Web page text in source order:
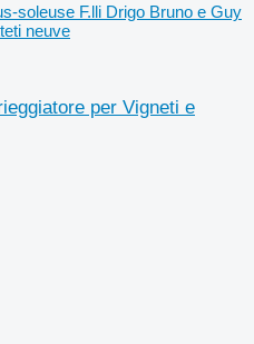
soleuse F.lli Drigo Bruno e Guy
neuve
per Vigneti e